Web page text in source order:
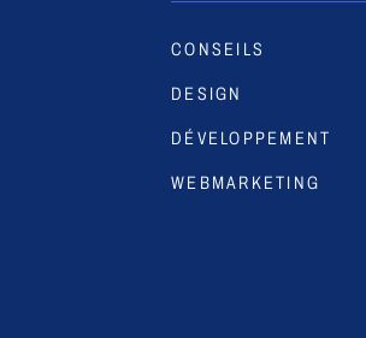
CONSEILS
DESIGN
DÉVELOPPEMENT
WEBMARKETING